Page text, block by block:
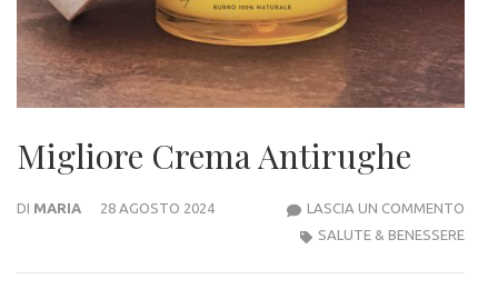
Migliore Crema Antirughe
DI MARIA 28 AGOSTO 2024 LASCIA UN COMMENTO
SALUTE & BENESSERE